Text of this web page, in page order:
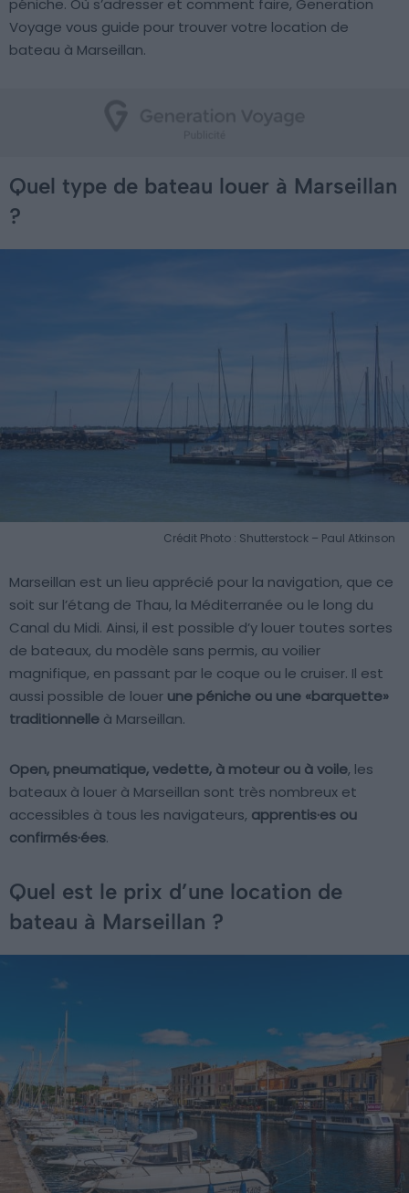
péniche. Où s’adresser et comment faire, Generation
Voyage vous guide pour trouver votre location de
bateau à Marseillan.
Quel type de bateau louer à Marseillan
?
Crédit Photo : Shutterstock – Paul Atkinson
Marseillan est un lieu apprécié pour la navigation, que ce
soit sur l’étang de Thau, la Méditerranée ou le long du
Canal du Midi. Ainsi, il est possible d’y louer toutes sortes
de bateaux, du modèle sans permis, au voilier
magnifique, en passant par le coque ou le cruiser. Il est
aussi possible de louer une péniche ou une «barquette»
traditionnelle à Marseillan.
Open, pneumatique, vedette, à moteur ou à voile, les
bateaux à louer à Marseillan sont très nombreux et
accessibles à tous les navigateurs, apprentis·es ou
confirmés·ées.
Quel est le prix d’une location de
bateau à Marseillan ?